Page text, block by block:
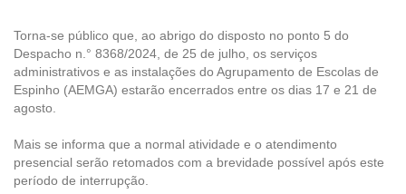
Torna-se público que, ao abrigo do disposto no ponto 5 do
Despacho n.° 8368/2024, de 25 de julho, os serviços
administrativos e as instalações do Agrupamento de Escolas de
Espinho (AEMGA) estarão encerrados entre os dias 17 e 21 de
agosto.
Mais se informa que a normal atividade e o atendimento
presencial serão retomados com a brevidade possível após este
período de interrupção.